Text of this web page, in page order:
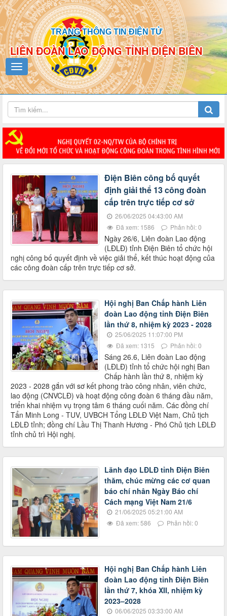
TRANG THÔNG TIN ĐIỆN TỬ
LIÊN ĐOÀN LAO ĐỘNG TỈNH ĐIỆN BIÊN
Điện Biên công bố quyết
định giải thể 13 công đoàn
cấp trên trực tiếp cơ sở
26/06/2025 04:43:00 AM
Đã xem: 1586
Phản hồi: 0
Ngày 26/6, Liên đoàn Lao động
(LĐLĐ) tỉnh Điện Biên tổ chức hội
nghị công bố quyết định về việc giải thể, kết thúc hoạt động của
các công đoàn cấp trên trực tiếp cơ sở.
Hội nghị Ban Chấp hành Liên
đoàn Lao động tỉnh Điện Biên
lần thứ 8, nhiệm kỳ 2023 - 2028
25/06/2025 11:07:00 PM
Đã xem: 1315
Phản hồi: 0
Sáng 26.6, Liên đoàn Lao động
(LĐLĐ) tỉnh tổ chức hội nghị Ban
Chấp hành lần thứ 8, nhiệm kỳ
2023 - 2028 gắn với sơ kết phong trào công nhân, viên chức,
lao động (CNVCLĐ) và hoạt động công đoàn 6 tháng đầu năm,
triển khai nhiệm vụ trọng tâm 6 tháng cuối năm. Các đồng chí
Tẩn Minh Long - TUV, UVBCH Tổng LĐLĐ Việt Nam, Chủ tịch
LĐLĐ tỉnh; đồng chí Lầu Thị Thanh Hương - Phó Chủ tịch LĐLĐ
tỉnh chủ trì Hội nghị.
Lãnh đạo LĐLĐ tỉnh Điện Biên
thăm, chúc mừng các cơ quan
báo chí nhân Ngày Báo chí
Cách mạng Việt Nam 21/6
21/06/2025 05:21:00 AM
Đã xem: 586
Phản hồi: 0
Hội nghị Ban Chấp hành Liên
đoàn Lao động tỉnh Điện Biên
lần thứ 7, khóa XII, nhiệm kỳ
2023–2028
06/06/2025 03:33:00 AM